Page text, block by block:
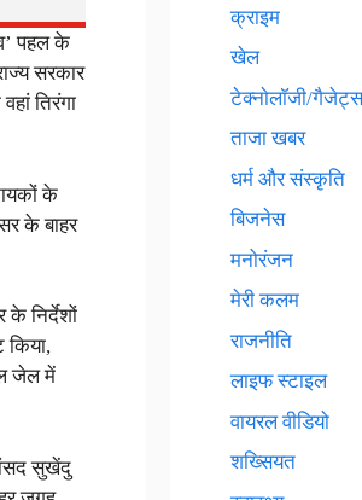
पहल के
सरकार
तिरंगा
के
के बाहर
के निर्देशों
किया,
जेल में
सुखेंदु
क्राइम
खेल
टेक्नाेलाॅजी/
ताजा खबर
धर्म और संस्कृति
बिजनेस
मनोरंजन
मेरी कलम
राजनीति
लाइफ स्टाइल
वायरल वीडियो
शख्सियत